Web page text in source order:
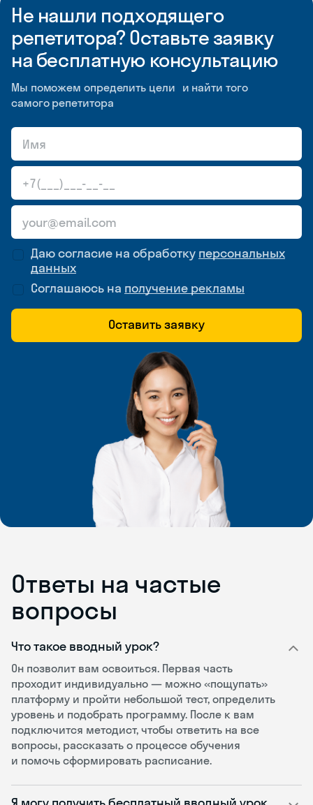
Не нашли подходящего
репетитора? Оставьте заявку
на бесплатную консультацию
Мы поможем определить цели и найти того
самого репетитора
Даю согласие на обработку персональных
данных
Соглашаюсь на получение рекламы
Оставить заявку
Ответы на частые
вопросы
Что такое вводный урок?
Он позволит вам освоиться. Первая часть
проходит индивидуально — можно «пощупать»
платформу и пройти небольшой тест, определить
уровень и подобрать программу. После к вам
подключится методист, чтобы ответить на все
вопросы, рассказать о процессе обучения
и помочь сформировать расписание.